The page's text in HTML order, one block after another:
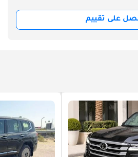
على تقييم